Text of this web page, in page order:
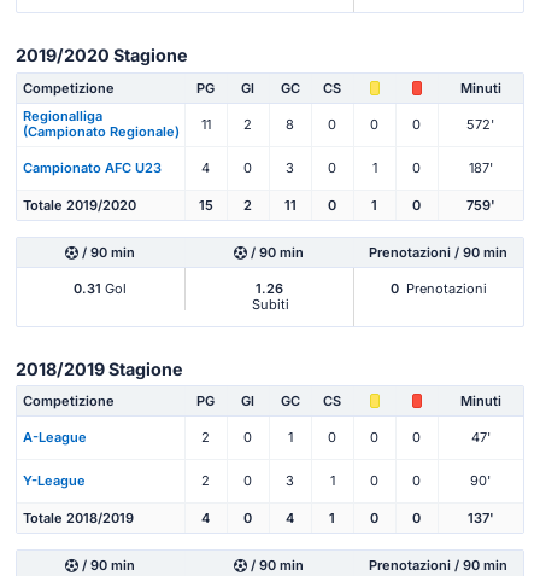
2019/2020 Stagione
Competizione PG Gl GC CS
Minuti
Regionalliga
(Campionato Regionale)
11 2 8 0 0 0 572'
Campionato AFC U23 4 0 3 0 1 0 187'
Totale 2019/2020 15 2 11 0 1 0 759'
/ 90 min / 90 min Prenotazioni / 90 min
0.31 Gol
1.26
Subiti
0 Prenotazioni
2018/2019 Stagione
Competizione PG Gl GC CS Minuti
A-League 2 0 1 0 0 0 47'
Y-League 2 0 3 1 0 0 90'
Totale 2018/2019 4 0 4 1 0 0 137'
/ 90 min / 90 min Prenotazioni / 90 min